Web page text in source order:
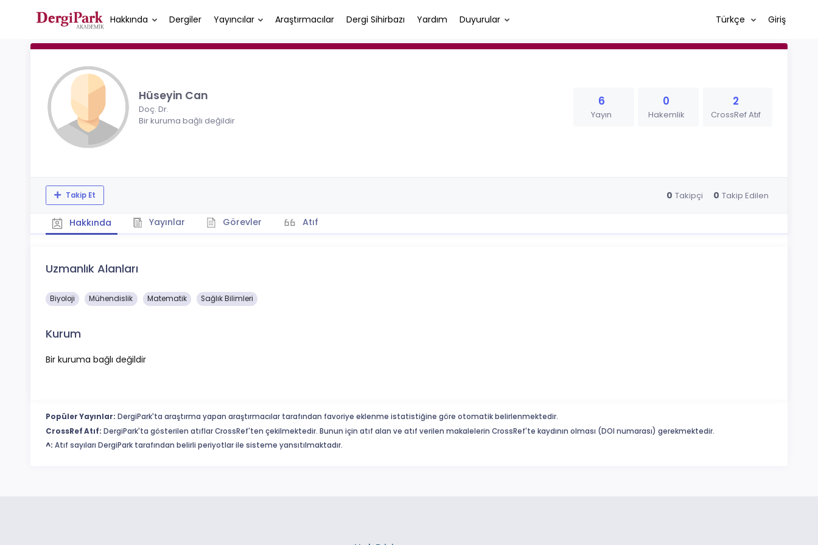
Hakkında Dergiler Yayıncılar Araştırmacılar Dergi Sihirbazı Yardım Duyurular Türkçe Giriş
Hüseyin Can
Doç. Dr.
Bir kuruma bağlı değildir
6
Yayın
0
Hakemlik
2
CrossRef Atıf
Takip Et 0 Takipçi 0 Takip Edilen
Hakkında Yayınlar Görevler Atıf
Uzmanlık Alanları
Biyoloji Mühendislik Matematik Sağlık Bilimleri
Kurum
Bir kuruma bağlı değildir
Popüler Yayınlar: DergiPark'ta araştırma yapan araştırmacılar tarafından favoriye eklenme istatistiğine göre otomatik belirlenmektedir.
CrossRef Atıf: DergiPark'ta gösterilen atıflar CrossRef'ten çekilmektedir. Bunun için atıf alan ve atıf verilen makalelerin CrossRef'te kaydının olması (DOI numarası) gerekmektedir.
^: Atıf sayıları DergiPark tarafından belirli periyotlar ile sisteme yansıtılmaktadır.